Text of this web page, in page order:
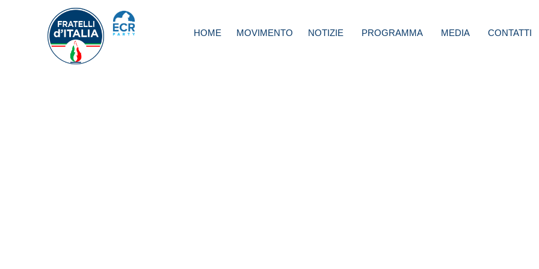
HOME MOVIMENTO NOTIZIE PROGRAMMA MEDIA CONTATTI